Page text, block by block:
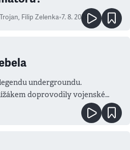
, Filip Zelenka•7. 8. 2026
undergroundu.
doprovodily vojenské